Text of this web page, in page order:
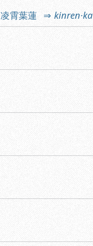
凌霄葉蓮 kinren·ka